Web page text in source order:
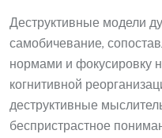
Деструктивные модели
самобичевание,
нормами и фокусировку
когнитивной
деструктивные
беспристрастное